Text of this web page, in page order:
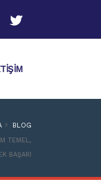
BLOG
TEMEL,
BAŞARI